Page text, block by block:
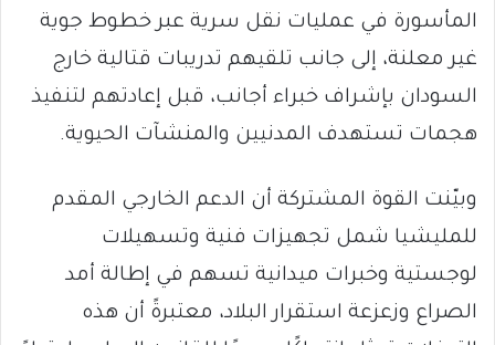
المأسورة في عمليات نقل سرية عبر خطوط جوية
غير معلنة، إلى جانب تلقيهم تدريبات قتالية خارج
السودان بإشراف خبراء أجانب، قبل إعادتهم لتنفيذ
هجمات تستهدف المدنيين والمنشآت الحيوية.
وبيّنت القوة المشتركة أن الدعم الخارجي المقدم
للمليشيا شمل تجهيزات فنية وتسهيلات
لوجستية وخبرات ميدانية تسهم في إطالة أمد
الصراع وزعزعة استقرار البلاد، معتبرةً أن هذه